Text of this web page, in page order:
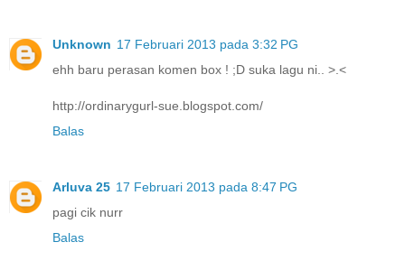
Unknown 17 Februari 2013 pada 3:32 PG
ehh baru perasan komen box ! ;D suka lagu ni.. >.<
http://ordinarygurl-sue.blogspot.com/
Balas
Arluva 25 17 Februari 2013 pada 8:47 PG
pagi cik nurr
Balas